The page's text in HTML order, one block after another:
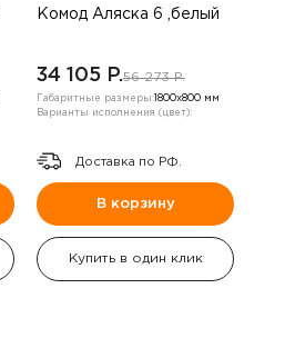
Комод Аляска 6 ,белый
34 105 P.56 273 P.
Габаритные размеры: 1800х800 мм
Варианты исполнения (цвет):
Доставка по РФ.
В корзину
Купить в один клик